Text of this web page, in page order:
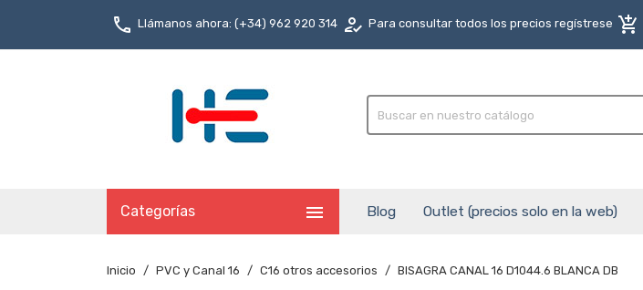
phone Llámanos ahora: (+34) 962 920 314 how_to_reg Para consultar todos los precios regístrese add_shopping_cart
Categorías  Blog Outlet (precios solo en la web)
Inicio PVC y Canal 16 C16 otros accesorios BISAGRA CANAL 16 D1044.6 BLANCA DB